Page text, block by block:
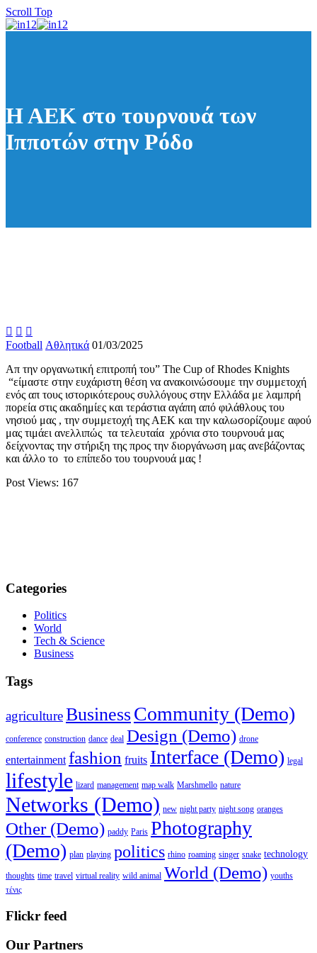
Scroll Top
Η ΑΕΚ στο τουρνουά των
Ιπποτών στην Ρόδο
  
Football Αθλητικά 01/03/2025
Απ την οργανωτική επιτροπή του” The Cup of Rhodes Knights
“είμαστε στην ευχάριστη θέση να ανακοινώσουμε την συμμετοχή
ενός απ τους ιστορικότερους συλλόγους στην Ελλάδα με λαμπρή
πορεία στις ακαδημίες και τεράστια αγάπη από φιλάθλους του
νησιού μας , την συμμετοχή της ΑΕΚ και την καλωσορίζουμε αφού
μας τιμάει ανελλιπώς τα τελευταία χρόνια στο τουρνουά μας
δείχνοντας την στήριξη της προς την διοργάνωση μας ανεβάζοντας
και άλλο το το επίπεδο του τουρνουά μας !
Post Views: 167
Categories
Politics
World
Tech & Science
Business
Tags
agricultureBusinessCommunity (Demo)
conference construction dance deal Design (Demo) drone
entertainment fashion fruits Interface (Demo) legal
lifestyle lizard management map walk Marshmello nature
Networks (Demo) new night party night song oranges
Other (Demo) paddy Paris Photography
(Demo) plan playing politics rhino roaming singer snake technology
thoughts time travel virtual reality wild animal World (Demo) youths
τένις
Flickr feed
Our Partners